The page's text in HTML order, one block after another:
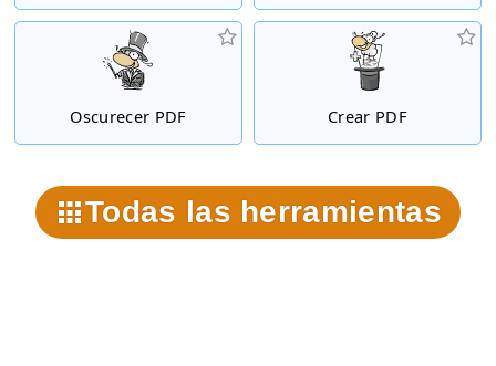
Oscurecer PDF Crear PDF
Todas las herramientas